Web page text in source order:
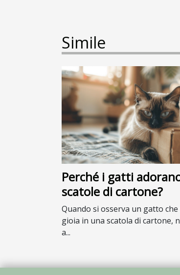
Simile
Perché i gatti
scatole di cartone?
Quando si osserva un gatto
gioia in una scatola di cartone,
a...